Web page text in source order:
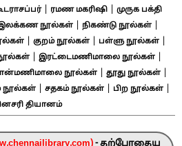
| ரமண மகரிஷி|
முருக பக்தி
நூல்கள் நிகண்டு நூல்கள்
குறம் நூல்கள் பள்ளு நூல்கள்
| இரட்டைமணிமாலை நூல்கள்|
நூல்கள்| தூது நூல்கள்|
நூல்கள் சதகம் நூல்கள் பிற நூல்கள்
தியானம்